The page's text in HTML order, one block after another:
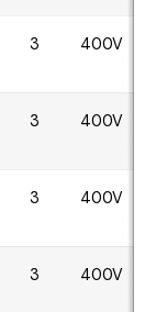
3 400V
3 400V
3 400V
3 400V